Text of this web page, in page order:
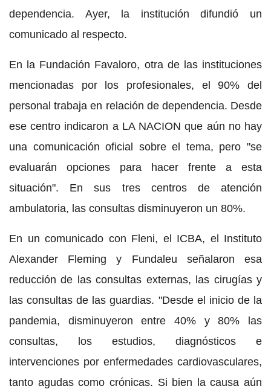
dependencia. Ayer, la institución difundió un
comunicado al respecto.
En la Fundación Favaloro, otra de las instituciones
mencionadas por los profesionales, el 90% del
personal trabaja en relación de dependencia. Desde
ese centro indicaron a LA NACION que aún no hay
una comunicación oficial sobre el tema, pero "se
evaluarán opciones para hacer frente a esta
situación". En sus tres centros de atención
ambulatoria, las consultas disminuyeron un 80%.
En un comunicado con Fleni, el ICBA, el Instituto
Alexander Fleming y Fundaleu señalaron esa
reducción de las consultas externas, las cirugías y
las consultas de las guardias. "Desde el inicio de la
pandemia, disminuyeron entre 40% y 80% las
consultas, los estudios, diagnósticos e
intervenciones por enfermedades cardiovasculares,
tanto agudas como crónicas. Si bien la causa aún